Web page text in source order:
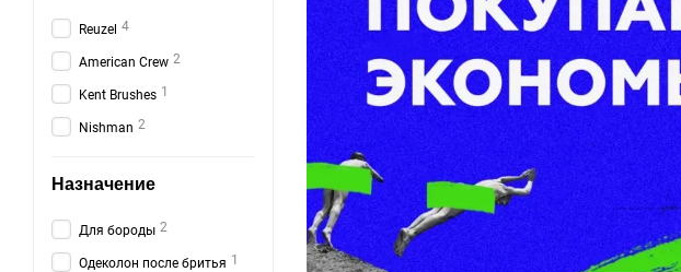
Reuzel 4
American Crew 2
Kent Brushes 1
Nishman 2
Назначение
Для бороды 2
Одеколон после бритья 1